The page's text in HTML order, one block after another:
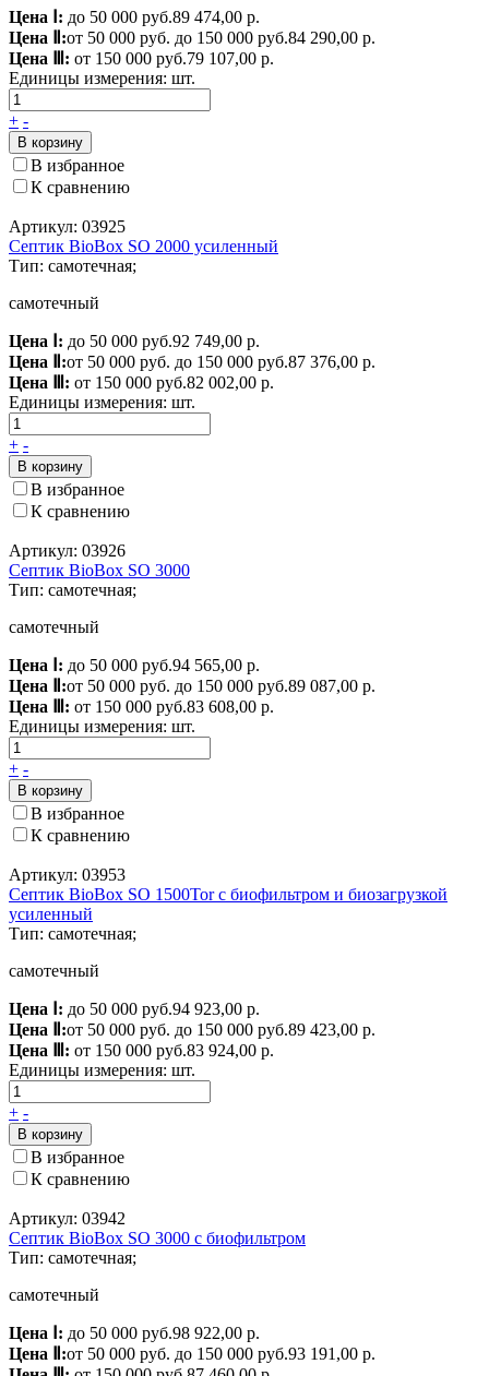
Цена Ⅰ: до 50 000 руб.89 474,00 р.
Цена Ⅱ:от 50 000 руб. до 150 000 руб.84 290,00 р.
Цена Ⅲ: от 150 000 руб.79 107,00 р.
Единицы измерения: шт.
+ -
В корзину
В избранное
К сравнению
Артикул: 03925
Септик BioBox SO 2000 усиленный
Тип: самотечная;
самотечный
Цена Ⅰ: до 50 000 руб.92 749,00 р.
Цена Ⅱ:от 50 000 руб. до 150 000 руб.87 376,00 р.
Цена Ⅲ: от 150 000 руб.82 002,00 р.
Единицы измерения: шт.
+ -
В корзину
В избранное
К сравнению
Артикул: 03926
Септик BioBox SO 3000
Тип: самотечная;
самотечный
Цена Ⅰ: до 50 000 руб.94 565,00 р.
Цена Ⅱ:от 50 000 руб. до 150 000 руб.89 087,00 р.
Цена Ⅲ: от 150 000 руб.83 608,00 р.
Единицы измерения: шт.
+ -
В корзину
В избранное
К сравнению
Артикул: 03953
Септик BioBox SO 1500Tor с биофильтром и биозагрузкой
усиленный
Тип: самотечная;
самотечный
Цена Ⅰ: до 50 000 руб.94 923,00 р.
Цена Ⅱ:от 50 000 руб. до 150 000 руб.89 423,00 р.
Цена Ⅲ: от 150 000 руб.83 924,00 р.
Единицы измерения: шт.
+ -
В корзину
В избранное
К сравнению
Артикул: 03942
Септик BioBox SO 3000 c биофильтром
Тип: самотечная;
самотечный
Цена Ⅰ: до 50 000 руб.98 922,00 р.
Цена Ⅱ:от 50 000 руб. до 150 000 руб.93 191,00 р.